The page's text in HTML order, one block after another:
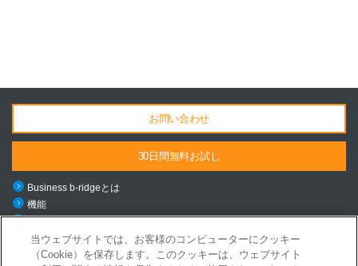
お問い合わせ
30日間無料お試し
Business b-ridgeとは
機能
ご利用シーン
導入事例
当ウェブサイトでは、お客様のコンピューターにクッキー
（Cookie）を保存します。このクッキーは、ウェブサイト